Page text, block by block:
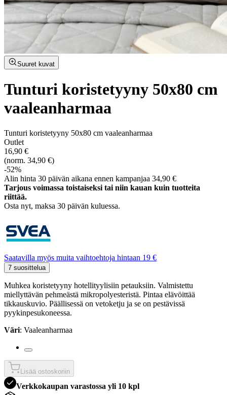
Suuret kuvat
Tunturi koristetyyny 50x80 cm
vaaleanharmaa
Tunturi koristetyyny 50x80 cm vaaleanharmaa
Outlet
16,90 €
(norm. 34,90 €)
-52%
Alin hinta 30 päivän aikana ennen kampanjaa 34,90 €
Tarjous voimassa toistaiseksi tai niin kauan kuin tuotteita
riittää.
Osta nyt, ­maksa 30 päivän kuluessa.
Saatavilla myös muita vaihtoehtoja hintaan 19 €
7 suosittelua
Muhkea koristetyyny hotellityylisiin petauksiin. Valmistettu
miellyttävän pehmeästä mikropolyesteristä. Pintaa elävöittää
tikkauskuvio. Päällisessä on vetoketju ja se on pestävissä
pyykinpesukoneessa.
Väri: Vaaleanharmaa
Lisää ostoskoriin
Verkkokaupan varastossa yli 10 kpl